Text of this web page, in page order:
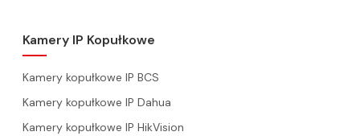
Kamery IP Kopułkowe
Kamery kopułkowe IP BCS
Kamery kopułkowe IP Dahua
Kamery kopułkowe IP HikVision